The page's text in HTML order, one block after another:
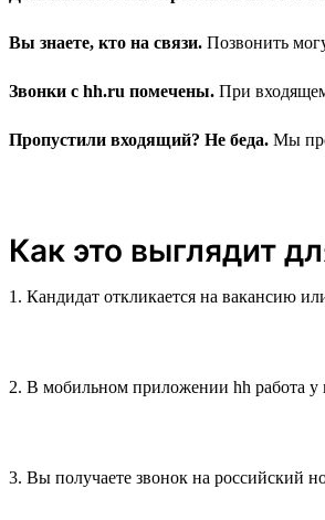
Вы знаете, кто на связи. Позвонить
Звонки с hh.ru помечены. При
Пропустили входящий? Не беда. Мы
Как это выглядит
1. Кандидат откликается на вакансию
2. В мобильном приложении hh работа у
3. Вы получаете звонок на российский